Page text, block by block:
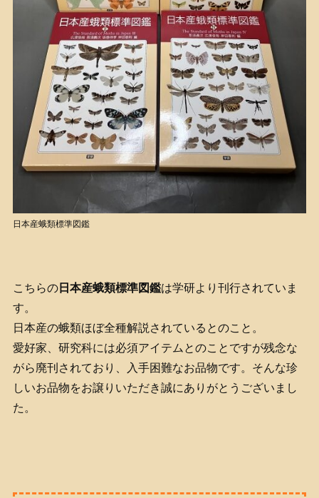
日本産蛾類標準図鑑
こちらの日本産蛾類標準図鑑は学研より刊行されていま
す。
日本産の蛾類ほぼ全種解説されているとのこと。
愛好家、研究科には必須アイテムとのことですが残念な
がら廃刊されており、入手困難なお品物です。そんな珍
しいお品物をお譲りいただき誠にありがとうございまし
た。